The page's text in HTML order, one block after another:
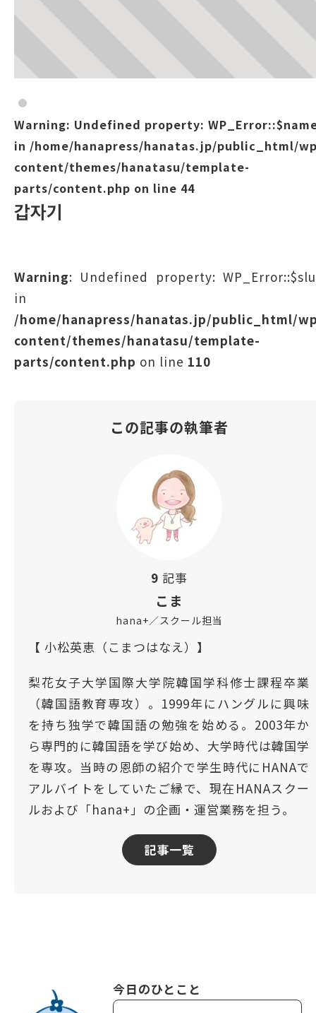
Warning: Undefined property:
in /home/hanapress/hanatas.jp/public_html/
content/themes/hanatasu/template-
parts/content.php on line 44
갑자기
Warning: Undefined property:
in
/home/hanapress/hanatas.jp/public_html/
content/themes/hanatasu/template-
parts/content.php on line 110
この記事の執筆者
9 記事
こま
hana+／スクール担当
【 小松英恵（こまつはなえ）】
梨花女子大学国際大学院韓国学科修士課程卒業
（韓国語教育専攻）。1999年にハングルに興味
を持ち独学で韓国語の勉強を始める。2003年か
ら専門的に韓国語を学び始め、大学時代は韓国学
を専攻。当時の恩師の紹介で学生時代にHANAで
アルバイトをしていたご縁で、現在HANAスクー
ルおよび「hana+」の企画・運営業務を担う。
記事一覧
今日のひとこと